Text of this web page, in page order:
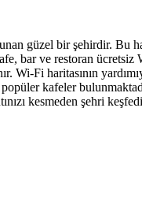
güzel bir şehirdir. Bu
ve restoran ücretsiz
Wi-Fi haritasının
kafeler
kesmeden şehri